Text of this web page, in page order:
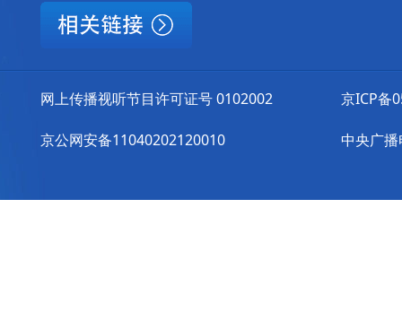
网上传播视听节目许可证号 0102002
京公网安备11040202120010
京ICP备
中央广